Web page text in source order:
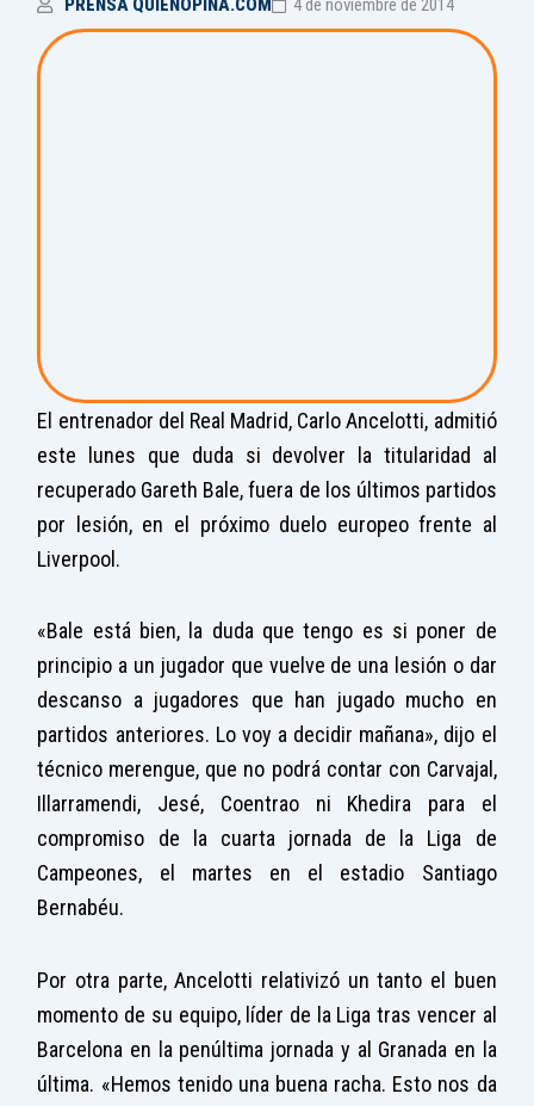
El entrenador del Real Madrid, Carlo Ancelotti, admitió
este lunes que duda si devolver la titularidad al
recuperado Gareth Bale, fuera de los últimos partidos
por lesión, en el próximo duelo europeo frente al
Liverpool.
«Bale está bien, la duda que tengo es si poner de
principio a un jugador que vuelve de una lesión o dar
descanso a jugadores que han jugado mucho en
partidos anteriores. Lo voy a decidir mañana», dijo el
técnico merengue, que no podrá contar con Carvajal,
Illarramendi, Jesé, Coentrao ni Khedira para el
compromiso de la cuarta jornada de la Liga de
Campeones, el martes en el estadio Santiago
Bernabéu.
Por otra parte, Ancelotti relativizó un tanto el buen
momento de su equipo, líder de la Liga tras vencer al
Barcelona en la penúltima jornada y al Granada en la
última. «Hemos tenido una buena racha. Esto nos da